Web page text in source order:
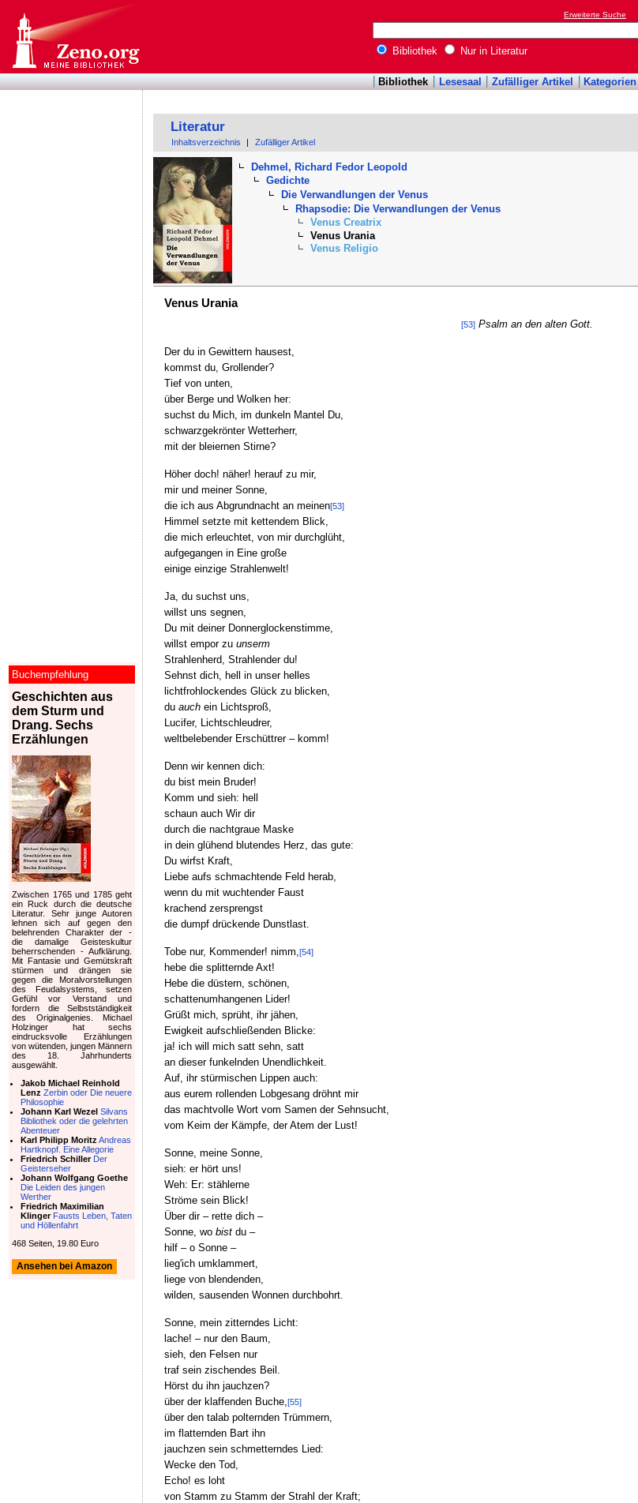
Erweiterte Suche
Bibliothek Nur in Literatur
Bibliothek Lesesaal Zufälliger Artikel Kategorien
Literatur
Inhaltsverzeichnis Zufälliger Artikel
Dehmel, Richard Fedor Leopold
Gedichte
Die Verwandlungen der Venus
Rhapsodie: Die Verwandlungen der Venus
Venus Creatrix
Venus Urania
Venus Religio
Venus Urania
[53] Psalm an den alten Gott.
Der du in Gewittern hausest,
kommst du, Grollender?
Tief von unten,
über Berge und Wolken her:
suchst du Mich, im dunkeln Mantel Du,
schwarzgekrönter Wetterherr,
mit der bleiernen Stirne?
Höher doch! näher! herauf zu mir,
mir und meiner Sonne,
die ich aus Abgrundnacht an meinen[53]
Himmel setzte mit kettendem Blick,
die mich erleuchtet, von mir durchglüht,
aufgegangen in Eine große
einige einzige Strahlenwelt!
Ja, du suchst uns,
willst uns segnen,
Du mit deiner Donnerglockenstimme,
willst empor zu unserm
Strahlenherd, Strahlender du!
Sehnst dich, hell in unser helles
lichtfrohlockendes Glück zu blicken,
du auchein Lichtsproß,
Lucifer, Lichtschleudrer,
weltbelebender Erschüttrer – komm!
Denn wir kennen dich:
du bist mein Bruder!
Komm und sieh: hell
schaun auch Wir dir
durch die nachtgraue Maske
in dein glühend blutendes Herz, das gute:
Du wirfst Kraft,
Liebe aufs schmachtende Feld herab,
wenn du mit wuchtender Faust
krachend zersprengst
die dumpf drückende Dunstlast.
Tobe nur, Kommender! nimm, [54]
hebe die splitternde Axt!
Hebe die düstern, schönen,
schattenumhangenen Lider!
Grüßt mich, sprüht, ihr jähen,
Ewigkeit aufschließenden Blicke:
ja! ich will mich satt sehn, satt
an dieser funkelnden Unendlichkeit.
Auf, ihr stürmischen Lippen auch:
aus eurem rollenden Lobgesang dröhnt mir
das machtvolle Wort vom Samen der Sehnsucht,
vom Keim der Kämpfe, der Atem der Lust!
Sonne, meine Sonne,
sieh: er hört uns!
Weh: Er: stählerne
Ströme sein Blick!
Über dir – rette dich –
Sonne, wo bistdu –
hilf – o Sonne –
lieg'ich umklammert,
liege von blendenden,
wilden, sausenden Wonnen durchbohrt.
Sonne, mein zitterndes Licht:
lache! – nur den Baum,
sieh, den Felsen nur
traf sein zischendes Beil.
Hörst du ihn jauchzen?
über der klaffenden Buche, [55]
über den talab polternden Trümmern,
im flatternden Bart ihn
jauchzen sein schmetterndes Lied:
Wecke den Tod,
Echo! es loht
von Stamm zu Stamm der Strahl der Kraft;
Buchempfehlung
Geschichten aus
dem Sturm und
Drang. Sechs
Erzählungen
Zwischen 1765 und 1785 geht
ein Ruck durch die deutsche
Literatur. Sehr junge Autoren
lehnen sich auf gegen den
belehrenden Charakter der -
die damalige Geisteskultur
beherrschenden - Aufklärung.
Mit Fantasie und Gemütskraft
stürmen und drängen sie
gegen die Moralvorstellungen
des Feudalsystems, setzen
Gefühl vor Verstand und
fordern die Selbstständigkeit
des Originalgenies. Michael
Holzinger hat sechs
eindrucksvolle Erzählungen
von wütenden, jungen Männern
des 18. Jahrhunderts
ausgewählt.
Jakob Michael Reinhold
Lenz Zerbin oder Die neuere
Philosophie
Johann Karl Wezel Silvans
Bibliothek oder die gelehrten
Abenteuer
Karl Philipp Moritz Andreas
Hartknopf. Eine Allegorie
Friedrich Schiller Der
Geisterseher
Johann Wolfgang Goethe
Die Leiden des jungen
Werther
Friedrich Maximilian
Klinger Fausts Leben, Taten
und Höllenfahrt
468 Seiten, 19.80 Euro
Ansehen bei Amazon